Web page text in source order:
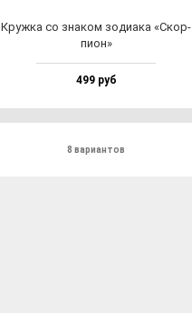
Круж­ка со зна­ком зо­ди­ака «Скор­
пи­он»
499 руб
8 вариантов